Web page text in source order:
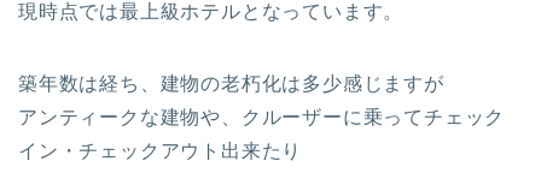
現時点では最上級ホテルとなっています。
築年数は経ち、建物の老朽化は多少感じますが
アンティークな建物や、クルーザーに乗ってチェック
イン・チェックアウト出来たり